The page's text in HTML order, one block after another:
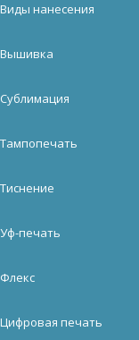
Виды нанесения
Вышивка
Сублимация
Тампопечать
Тиснение
Уф-печать
Флекс
Цифровая печать